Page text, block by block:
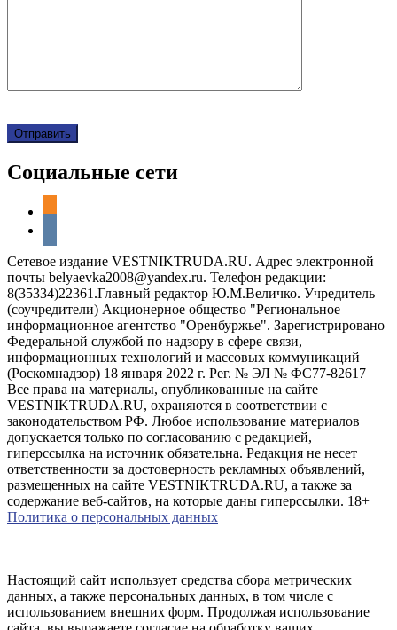
Социальные сети
Сетевое издание VESTNIKTRUDA.RU. Адрес электронной
почты belyaevka2008@yandex.ru. Телефон редакции:
8(35334)22361.Главный редактор Ю.М.Величко. Учредитель
(соучредители) Акционерное общество "Региональное
информационное агентство "Оренбуржье". Зарегистрировано
Федеральной службой по надзору в сфере связи,
информационных технологий и массовых коммуникаций
(Роскомнадзор) 18 января 2022 г. Рег. № ЭЛ № ФС77-82617
Все права на материалы, опубликованные на сайте
VESTNIKTRUDA.RU, охраняются в соответствии с
законодательством РФ. Любое использование материалов
допускается только по согласованию с редакцией,
гиперссылка на источник обязательна. Редакция не несет
ответственности за достоверность рекламных объявлений,
размещенных на сайте VESTNIKTRUDA.RU, а также за
содержание веб-сайтов, на которые даны гиперссылки. 18+
Политика о персональных данных
Настоящий сайт использует средства сбора метрических
данных, а также персональных данных, в том числе с
использованием внешних форм. Продолжая использование